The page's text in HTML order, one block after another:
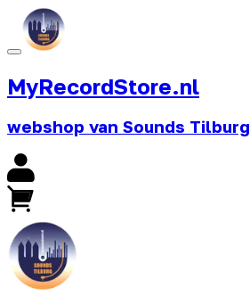
MyRecordStore.nl
webshop van Sounds Tilburg